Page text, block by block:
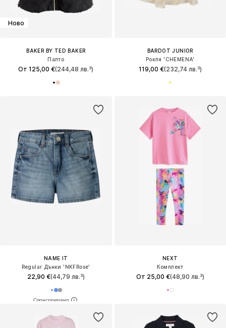
Ново
BAKER BY TED BAKER
Палто
От 125,00 €(244,48 лв.³)
BARDOT JUNIOR
Рокля 'CHEMENA'
119,00 €(232,74 лв.³)
NAME IT
Regular Дънки 'NKFRose'
22,90 €(44,79 лв.³)
NEXT
Комплект
От 25,00 €(48,90 лв.³)